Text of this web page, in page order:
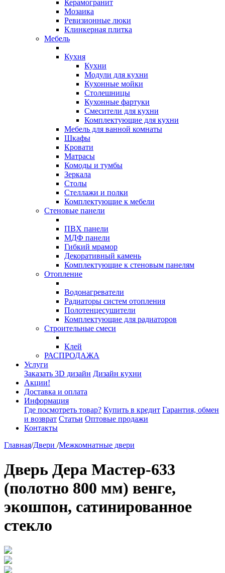
Керамогранит
Мозаика
Ревизионные люки
Клинкерная плитка
Мебель
Кухня
Кухни
Модули для кухни
Кухонные мойки
Столешницы
Кухонные фартуки
Смесители для кухни
Комплектующие для кухни
Мебель для ванной комнаты
Шкафы
Кровати
Матрасы
Комоды и тумбы
Зеркала
Столы
Стеллажи и полки
Комплектующие к мебели
Стеновые панели
ПВХ панели
МДФ панели
Гибкий мрамор
Декоративный камень
Комплектующие к стеновым панелям
Отопление
Водонагреватели
Радиаторы систем отопления
Полотенцесушители
Комплектующие для радиаторов
Строительные смеси
Клей
РАСПРОДАЖА
Услуги
Заказать 3D дизайн Дизайн кухни
Акции!
Доставка и оплата
Информация
Где посмотреть товар? Купить в кредит Гарантия, обмен
и возврат Статьи Оптовые продажи
Контакты
Главная/Двери /Межкомнатные двери
Дверь Дера Мастер-633
(полотно 800 мм) венге,
экошпон, сатинированное
стекло